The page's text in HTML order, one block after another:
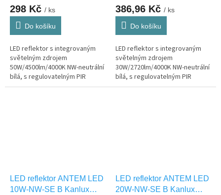
298 Kč / ks
Do košíku
LED reflektor s integrovaným
světelným zdrojem
50W/4500lm/4000K NW-neutrální
bílá, s regulovatelným PIR
čidlem pohybu, venkovní IP44
386,96 Kč / ks
Do košíku
LED reflektor s integrovaným
světelným zdrojem
30W/2720lm/4000K NW-neutrální
bílá, s regulovatelným PIR
čidlem pohybu, venkovní IP44
LED reflektor ANTEM LED
10W-NW-SE B Kanlux
LED reflektor ANTEM LED
20W-NW-SE B Kanlux